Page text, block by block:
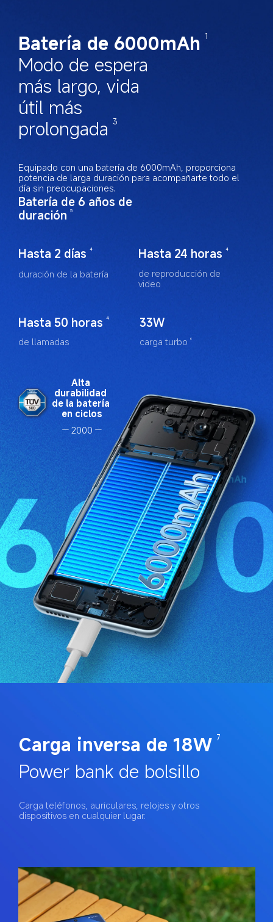
Batería de 6000mAh 1
Modo de espera
más largo, vida
útil más
prolongada
3
Equipado con una batería de 6000mAh, proporciona
potencia de larga duración para acompañarte todo el
día sin preocupaciones.
Batería de 6 años de
duración 5
Hasta 2 días 4
duración de la batería
Hasta 24 horas 4
de reproducción de
video
Hasta 50 horas 4
de llamadas
33W
carga turbo 6
Alta
durabilidad
de la batería
en ciclos
2000
Carga inversa de 18W 7
Power bank de bolsillo
Carga teléfonos, auriculares, relojes y otros
dispositivos en cualquier lugar.